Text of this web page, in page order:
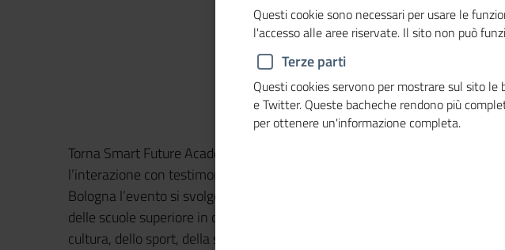
Torna Smart Future Academy, il progetto di orientamento per i giovani
l’interazione con testimonial che raccontano le tappe del proprio percorso di
Bologna l’evento si svolgerà venerdì 19 marzo dalle 8.30 alle 12.30 e
delle scuole superiore in contatto, on line, con personalità del mondo
cultura, dello sport, della scienza e dell’arte.
Questi cookie sono necessari per usare le
l'accesso alle aree riservate. Il sito non può
Terze parti
Questi cookies servono per mostrare sul sito
e Twitter. Queste bacheche rendono più
per ottenere un'informazione completa.